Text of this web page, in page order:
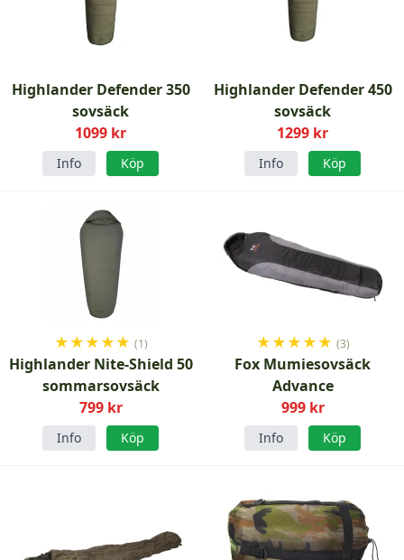
Highlander Defender 350
sovsäck
1099 kr
Info Köp
Highlander Defender 450
sovsäck
1299 kr
Info Köp
★★★★★ (1)
Highlander Nite-Shield 50
sommarsovsäck
799 kr
Info Köp
★★★★★ (3)
Fox Mumiesovsäck
Advance
999 kr
Info Köp